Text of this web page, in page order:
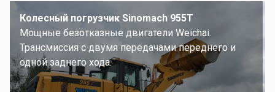
Колесный погрузчик Sinomach 955T
Мощные безотказные двигатели Weichai.
Трансмиссия с двумя передачами переднего и
одной заднего хода.